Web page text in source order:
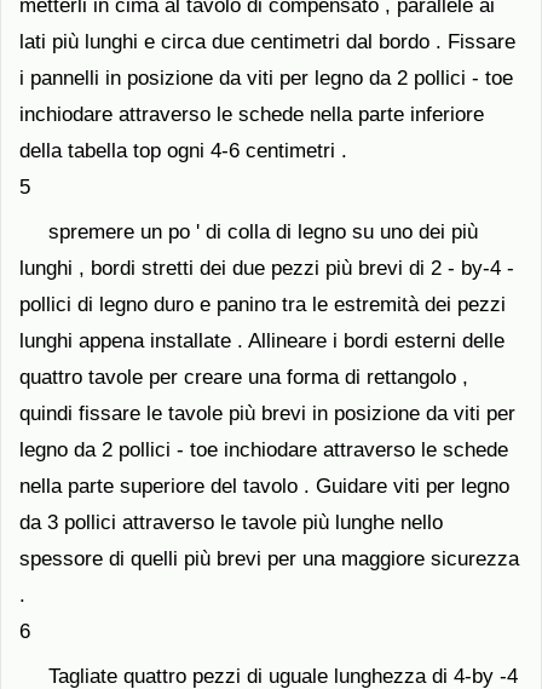
metterli in cima al tavolo di compensato , parallele ai
lati più lunghi e circa due centimetri dal bordo . Fissare
i pannelli in posizione da viti per legno da 2 pollici - toe
inchiodare attraverso le schede nella parte inferiore
della tabella top ogni 4-6 centimetri .
5
spremere un po ' di colla di legno su uno dei più
lunghi , bordi stretti dei due pezzi più brevi di 2 - by-4 -
pollici di legno duro e panino tra le estremità dei pezzi
lunghi appena installate . Allineare i bordi esterni delle
quattro tavole per creare una forma di rettangolo ,
quindi fissare le tavole più brevi in ​​posizione da viti per
legno da 2 pollici - toe inchiodare attraverso le schede
nella parte superiore del tavolo . Guidare viti per legno
da 3 pollici attraverso le tavole più lunghe nello
spessore di quelli più brevi per una maggiore sicurezza
.
6
Tagliate quattro pezzi di uguale lunghezza di 4-by -4